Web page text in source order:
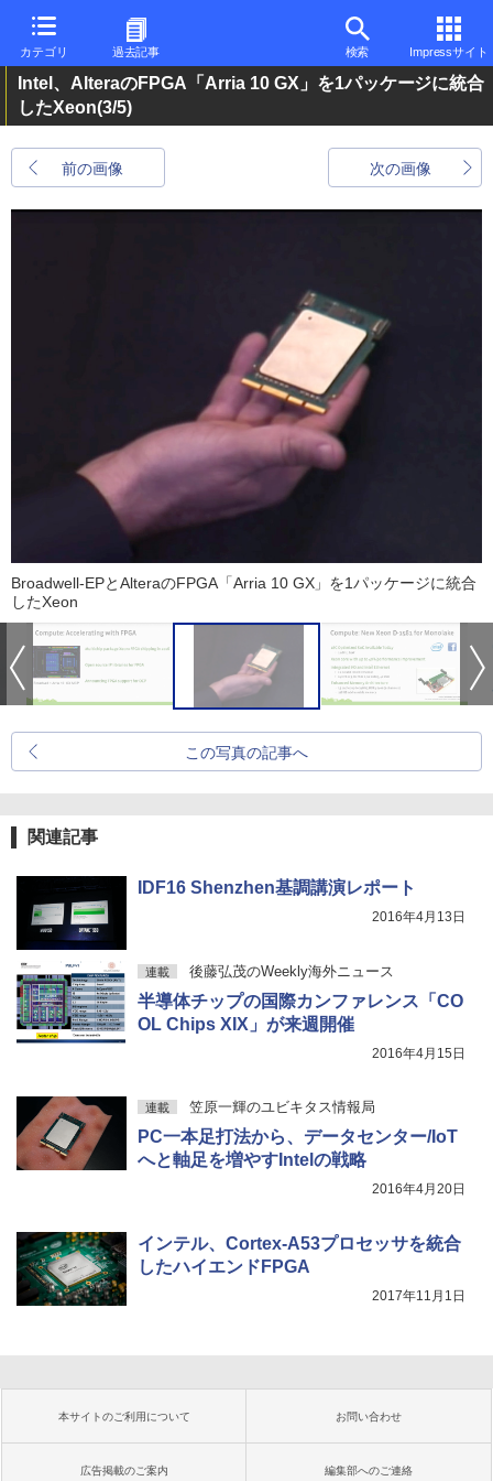
カテゴリ 過去記事 検索 Impressサイト
Intel、AlteraのFPGA「Arria 10 GX」を1パッケージに統合
したXeon(3/5)
前の画像 次の画像
Broadwell-EPとAlteraのFPGA「Arria 10 GX」を1パッケージに統合
したXeon
この写真の記事へ
関連記事
IDF16 Shenzhen基調講演レポート
2016年4月13日
連載 後藤弘茂のWeekly海外ニュース
半導体チップの国際カンファレンス「CO
OL Chips XIX」が来週開催
2016年4月15日
連載 笠原一輝のユビキタス情報局
PC一本足打法から、データセンター/IoT
へと軸足を増やすIntelの戦略
2016年4月20日
インテル、Cortex-A53プロセッサを統合
したハイエンドFPGA
2017年11月1日
本サイトのご利用について お問い合わせ
広告掲載のご案内 編集部へのご連絡